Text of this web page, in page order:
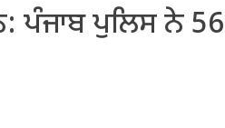
ਪੰਜਾਬ ਪੁਲਿਸ ਨੇ